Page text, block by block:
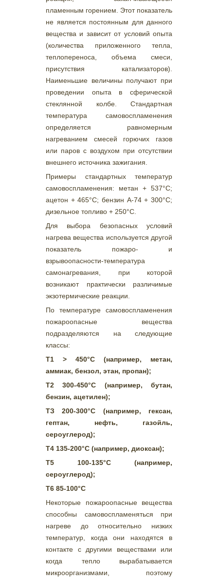
пламенным горением. Этот показатель
не является постоянным для данного
вещества и зависит от условий опыта
(количества приложенного тепла,
теплопереноса, объема смеси,
присутствия катализаторов).
Наименьшие величины получают при
проведении опыта в сферической
стеклянной колбе. Стандартная
температура самовоспламенения
определяется равномерным
нагреванием смесей горючих газов
или паров с воздухом при отсутствии
внешнего источника зажигания.
Примеры стандартных температур
самовоспламенения: метан + 537°С;
ацетон + 465°С; бензин А-74 + 300°С;
дизельное топливо + 250°С.
Для выбора безопасных условий
нагрева вещества используется другой
показатель пожаро- и
взрывоопасности-температура
самонагревания, при которой
возникают практически различимые
экзотермические реакции.
По температуре самовоспламенения
пожароопасные вещества
подразделяются на следующие
классы:
Т1 > 450°С (например, метан,
аммиак, бензол, этан, пропан);
Т2 300-450°С (например, бутан,
бензин, ацетилен);
ТЗ 200-300°С (например, гексан,
гептан, нефть, газойль,
сероуглерод);
Т4 135-200°С (например, диоксан);
Т5 100-135°С (например,
сероуглерод);
Т6 85-100°С
Некоторые пожароопасные вещества
способны самовоспламеняться при
нагреве до относительно низких
температур, когда они находятся в
контакте с другими веществами или
когда тепло вырабатывается
микроорганизмами, поэтому